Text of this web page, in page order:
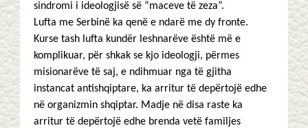
sindromi i ideologjisë së “maceve të zeza”.
Lufta me Serbinë ka qenë e ndarë me dy fronte.
Kurse tash lufta kundër leshnarëve është më e
komplikuar, për shkak se kjo ideologji, përmes
misionarëve të saj, e ndihmuar nga të gjitha
instancat antishqiptare, ka arritur të depërtojë edhe
në organizmin shqiptar. Madje në disa raste ka
arritur të depërtojë edhe brenda vetë familjes